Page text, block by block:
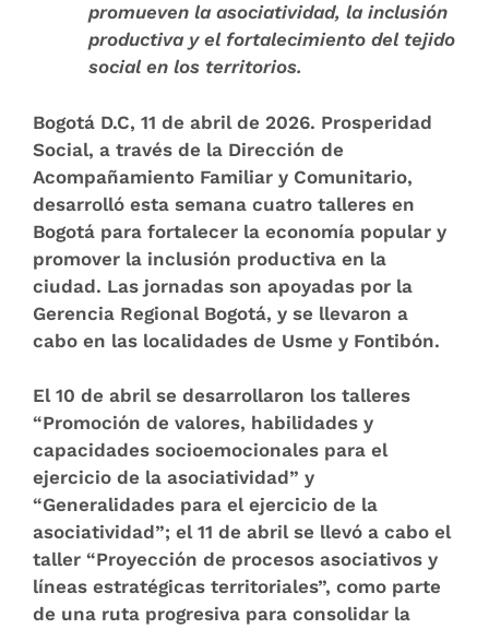
promueven la asociatividad, la inclusión
productiva y el fortalecimiento del tejido
social en los territorios.
Bogotá D.C, 11 de abril de 2026. Prosperidad
Social, a través de la Dirección de
Acompañamiento Familiar y Comunitario,
desarrolló esta semana cuatro talleres en
Bogotá para fortalecer la economía popular y
promover la inclusión productiva en la
ciudad. Las jornadas son apoyadas por la
Gerencia Regional Bogotá, y se llevaron a
cabo en las localidades de Usme y Fontibón.
El 10 de abril se desarrollaron los talleres
“Promoción de valores, habilidades y
capacidades socioemocionales para el
ejercicio de la asociatividad” y
“Generalidades para el ejercicio de la
asociatividad”; el 11 de abril se llevó a cabo el
taller “Proyección de procesos asociativos y
líneas estratégicas territoriales”, como parte
de una ruta progresiva para consolidar la